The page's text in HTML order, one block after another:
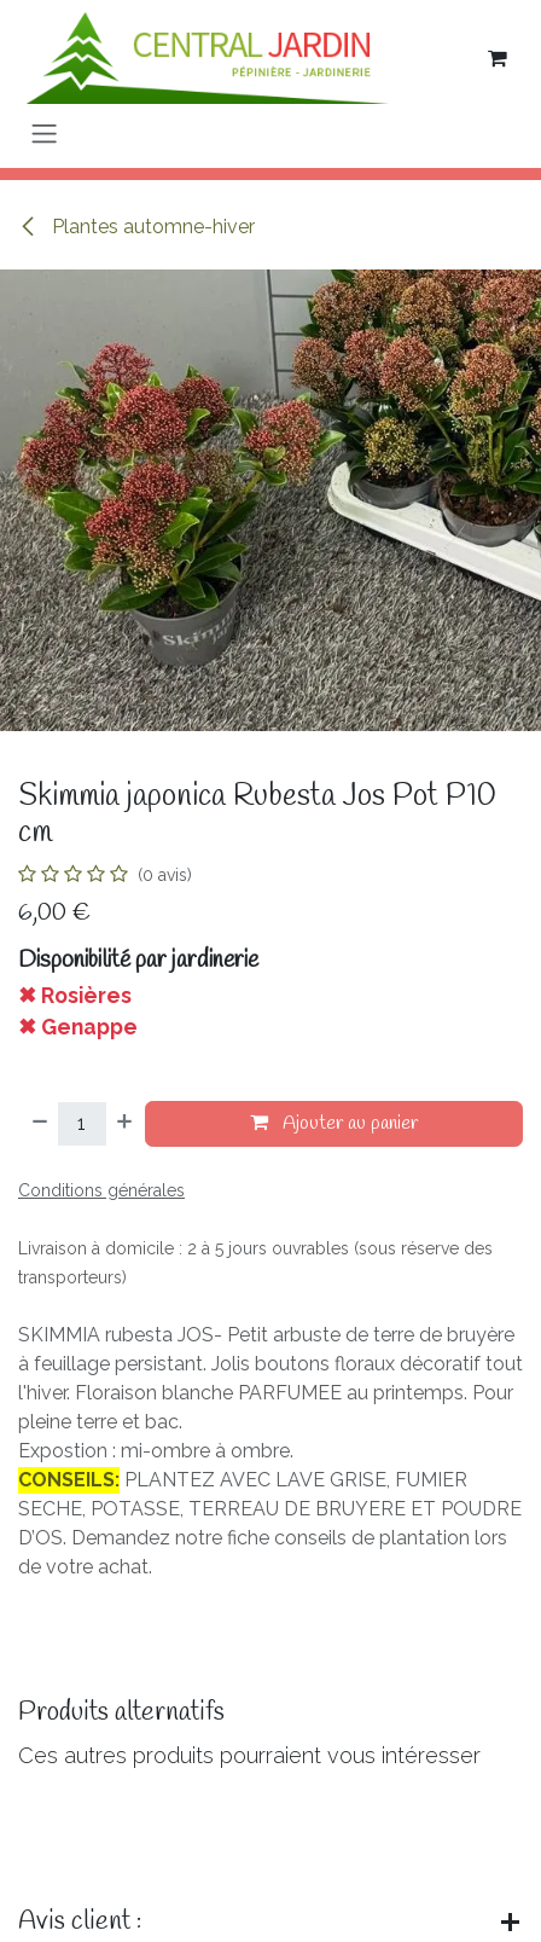
Se rendre au contenu
Plantes automne-hiver
Skimmia japonica Rubesta Jos Pot P10
cm
(0 avis)
6,00 €
Disponibilité par jardinerie
✖ Rosières
✖ Genappe
Ajouter au panier
Conditions générales
Livraison à domicile : 2 à 5 jours ouvrables (sous réserve des
transporteurs)
SKIMMIA rubesta JOS- Petit arbuste de terre de bruyère
à feuillage persistant. Jolis boutons floraux décoratif tout
l'hiver. Floraison blanche PARFUMEE au printemps. Pour
pleine terre et bac.
Expostion : mi-ombre à ombre.
CONSEILS: PLANTEZ AVEC LAVE GRISE, FUMIER
SECHE, POTASSE, TERREAU DE BRUYERE ET POUDRE
D’OS. Demandez notre fiche conseils de plantation lors
de votre achat.
Produits alternatifs
Ces autres produits pourraient vous intéresser
Avis client :